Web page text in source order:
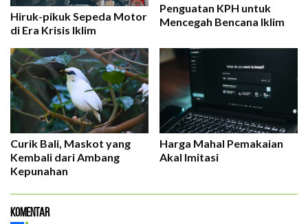
Hiruk-pikuk Sepeda Motor
di Era Krisis Iklim
Penguatan KPH untuk
Mencegah Bencana Iklim
Curik Bali, Maskot yang
Kembali dari Ambang
Kepunahan
Harga Mahal Pemakaian
Akal Imitasi
Komentar